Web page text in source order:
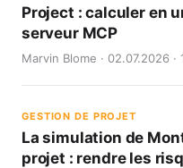
Project : calculer en
serveur MCP
Marvin Blome · 02.07.2026
GESTION DE PROJET
La simulation de
projet : rendre les